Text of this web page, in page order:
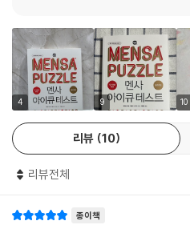
인간은 모두 무한한 지적 잠재력을 가
제대로 발휘하는 사람은 그리 많지 않
다. 정기적인 건강검진을 통해 건강상
자신에게 맞는 프로그램을 설계하듯
것이 필요하다. 아이큐 테스트는 ‘지식
것이다. 아이큐 테스트를 통해 지능 발
바른 적성까지 찾는다면 정확한 아이큐
로 도전하는 것이 좋다. 시간 제한은 때
4 9 10
리뷰 10
리뷰전체
종이책